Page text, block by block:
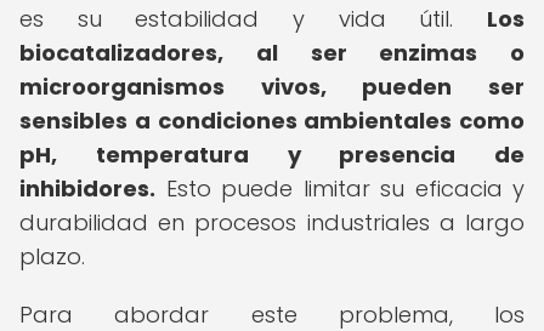
es su estabilidad y vida útil. Los
biocatalizadores, al ser enzimas o
microorganismos vivos, pueden ser
sensibles a condiciones ambientales como
pH, temperatura y presencia de
inhibidores. Esto puede limitar su eficacia y
durabilidad en procesos industriales a largo
plazo.
Para abordar este problema, los